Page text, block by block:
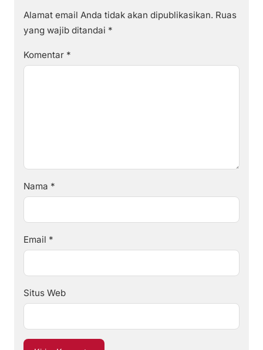
Alamat email Anda tidak akan dipublikasikan. Ruas
yang wajib ditandai *
Komentar *
Nama *
Email *
Situs Web